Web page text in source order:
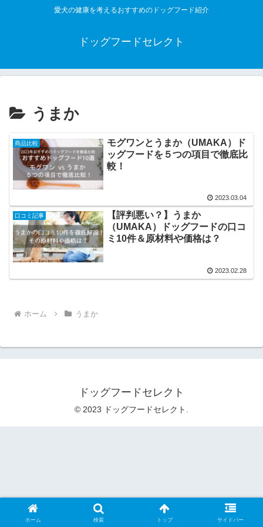
愛犬の健康を考えるおすすめのドッグフード紹介
ドッグフードセレクト
うまか
商品比較
モグワンとうまか（UMAKA）ド
ッグフードを５つの項目で徹底比
較！
2023.03.04
口コミ記事
【評判悪い？】うまか
（UMAKA）ドッグフードの口コ
ミ10件＆原材料や価格は？
2023.02.28
ホーム うまか
ドッグフードセレクト
© 2023 ドッグフードセレクト.
ホーム 検索 トップ サイドバー